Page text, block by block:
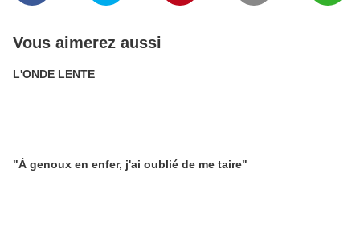
Vous aimerez aussi
L'ONDE LENTE
"À genoux en enfer, j'ai oublié de me taire"